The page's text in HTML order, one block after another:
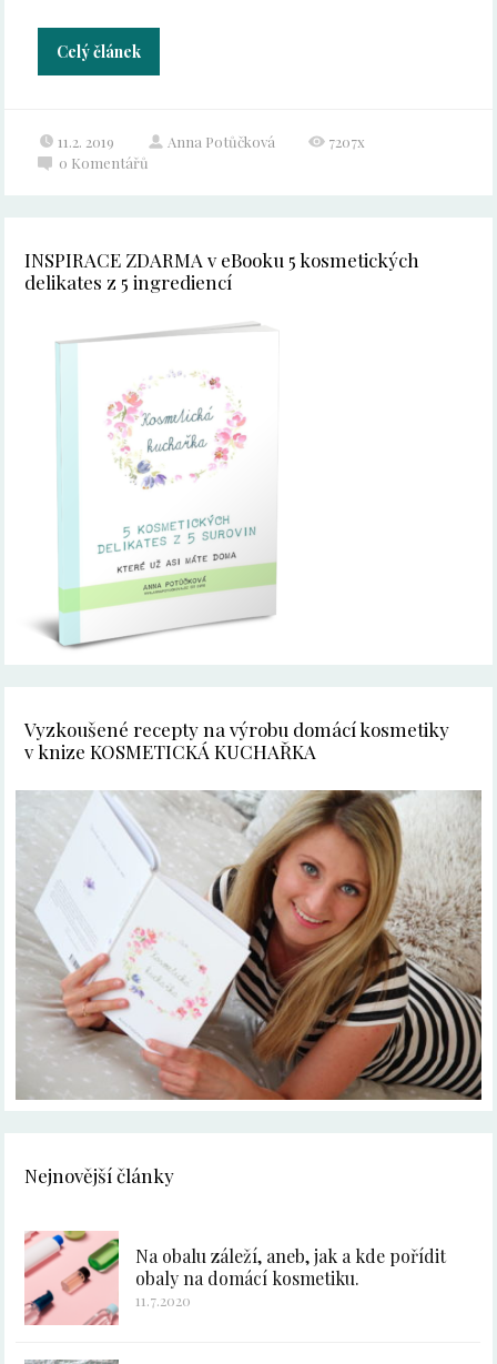
Celý článek
11.2. 2019 Anna Potůčková
7207x
0 Komentářů
INSPIRACE ZDARMA v eBooku 5 kosmetických
delikates z 5 ingrediencí
Vyzkoušené recepty na výrobu domácí kosmetiky
v knize KOSMETICKÁ KUCHAŘKA
Nejnovější články
Na obalu záleží, aneb, jak a kde pořídit
obaly na domácí kosmetiku.
11.7.2020